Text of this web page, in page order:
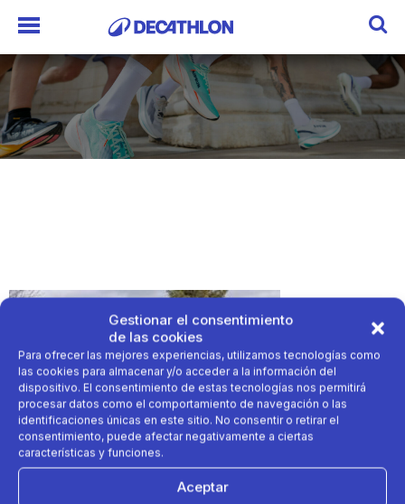
Gestionar el consentimiento
de las cookies
Para ofrecer las mejores experiencias, utilizamos tecnologías como
las cookies para almacenar y/o acceder a la información del
dispositivo. El consentimiento de estas tecnologías nos permitirá
procesar datos como el comportamiento de navegación o las
identificaciones únicas en este sitio. No consentir o retirar el
consentimiento, puede afectar negativamente a ciertas
características y funciones.
Aceptar